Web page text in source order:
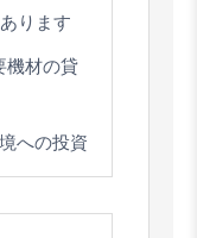
ります
機材の貸
への投資